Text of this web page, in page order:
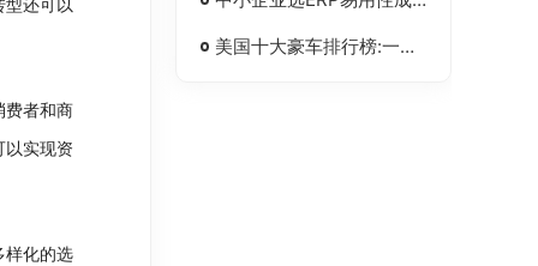
型还可以
费者和商
以实现资
样化的选
美国十大豪车排行榜:一线大洗牌 沃尔沃涨五成